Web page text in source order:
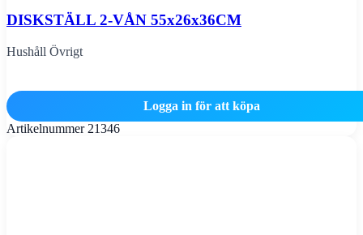
DISKSTÄLL 2-VÅN 55x26x36CM
Hushåll Övrigt
Logga in för att köpa
Artikelnummer 21346